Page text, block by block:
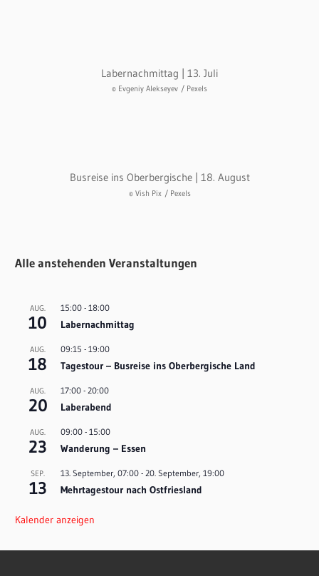
Labernachmittag | 13. Juli
© Evgeniy Alekseyev / Pexels
Busreise ins Oberbergische | 18. August
© Vish Pix / Pexels
Alle anstehenden Veranstaltungen
AUG.
10
15:00 -18:00
Labernachmittag
AUG.
18
09:15 -19:00
Tagestour – Busreise ins Oberbergische Land
AUG.
20
17:00 - 20:00
Laberabend
AUG.
23
09:00 -15:00
Wanderung – Essen
SEP.
13
13. September, 07:00 - 20. September, 19:00
Mehrtagestour nach Ostfriesland
Kalender anzeigen